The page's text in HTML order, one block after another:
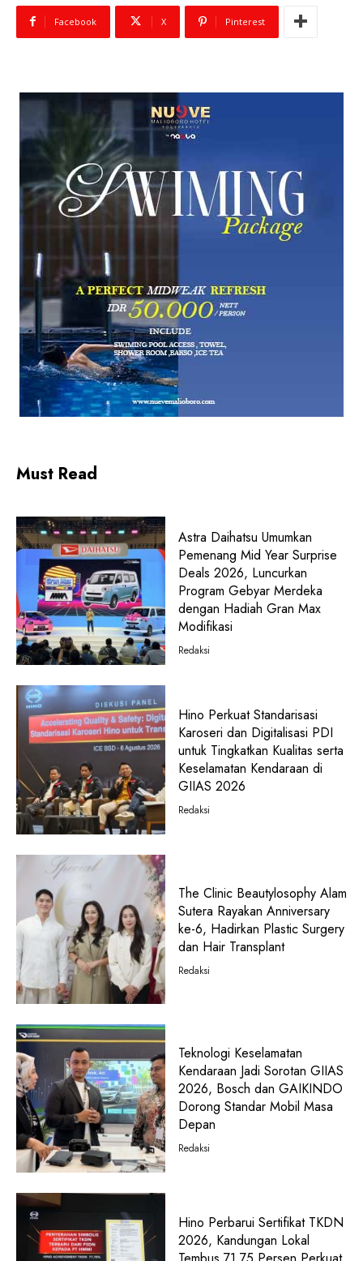
Facebook X Pinterest
Must Read
Astra Daihatsu Umumkan
Pemenang Mid Year Surprise
Deals 2026, Luncurkan
Program Gebyar Merdeka
dengan Hadiah Gran Max
Modifikasi
Redaksi
Hino Perkuat Standarisasi
Karoseri dan Digitalisasi PDI
untuk Tingkatkan Kualitas serta
Keselamatan Kendaraan di
GIIAS 2026
Redaksi
The Clinic Beautylosophy Alam
Sutera Rayakan Anniversary
ke-6, Hadirkan Plastic Surgery
dan Hair Transplant
Redaksi
Teknologi Keselamatan
Kendaraan Jadi Sorotan GIIAS
2026, Bosch dan GAIKINDO
Dorong Standar Mobil Masa
Depan
Redaksi
Hino Perbarui Sertifikat TKDN
2026, Kandungan Lokal